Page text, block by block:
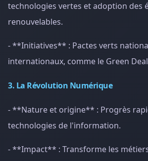
technologies vertes et adoption des
renouvelables.
- **Initiatives** : Pactes verts
internationaux, comme le Green
3. La Révolution Numérique
- **Nature et origine** : Progrès
technologies de l'information.
- **Impact** : Transforme les